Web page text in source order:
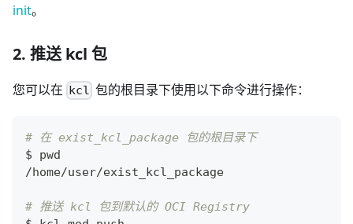
init。
2. 推送 kcl 包
您可以在 kcl 包的根目录下使用以下命令进行操作：
# 在 exist_kcl_package 包的根目录下
$ pwd
/home/user/exist_kcl_package
# 推送 kcl 包到默认的 OCI Registry